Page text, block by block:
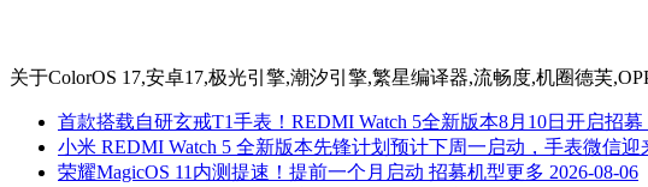
关于ColorOS 17,安卓17,极光引擎,潮汐引擎,繁星编译器,流畅度,机圈德芙
首款搭载自研玄戒T1手表！REDMI Watch 5全新版本8月10日开启招募
小米 REDMI Watch 5 全新版本先锋计划预计下周一启动，手表微信迎
荣耀MagicOS 11内测提速！提前一个月启动 招募机型更多 2026-08-06